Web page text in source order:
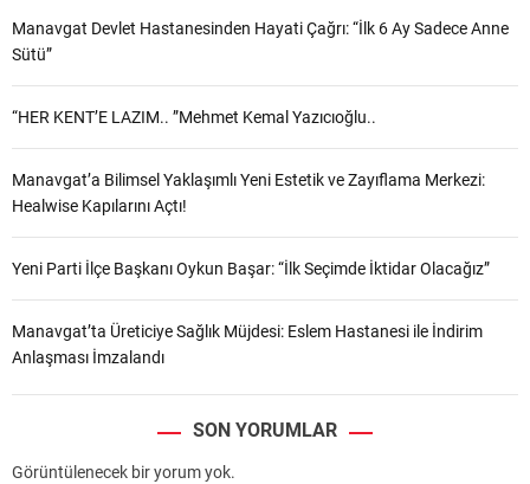
Manavgat Devlet Hastanesinden Hayati Çağrı: “İlk 6 Ay Sadece Anne
Sütü”
“HER KENT’E LAZIM.. ”Mehmet Kemal Yazıcıoğlu..
Manavgat’a Bilimsel Yaklaşımlı Yeni Estetik ve Zayıflama Merkezi:
Healwise Kapılarını Açtı!
Yeni Parti İlçe Başkanı Oykun Başar: “İlk Seçimde İktidar Olacağız”
Manavgat’ta Üreticiye Sağlık Müjdesi: Eslem Hastanesi ile İndirim
Anlaşması İmzalandı
SON YORUMLAR
Görüntülenecek bir yorum yok.